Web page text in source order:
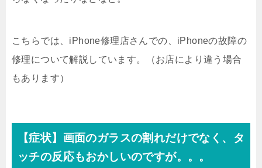
こちらでは、iPhone修理店さんでの、iPhoneの故障の
修理について解説しています。（お店により違う場合
もあります）
【症状】画面のガラスの割れだけでなく、タ
ッチの反応もおかしいのですが。。。